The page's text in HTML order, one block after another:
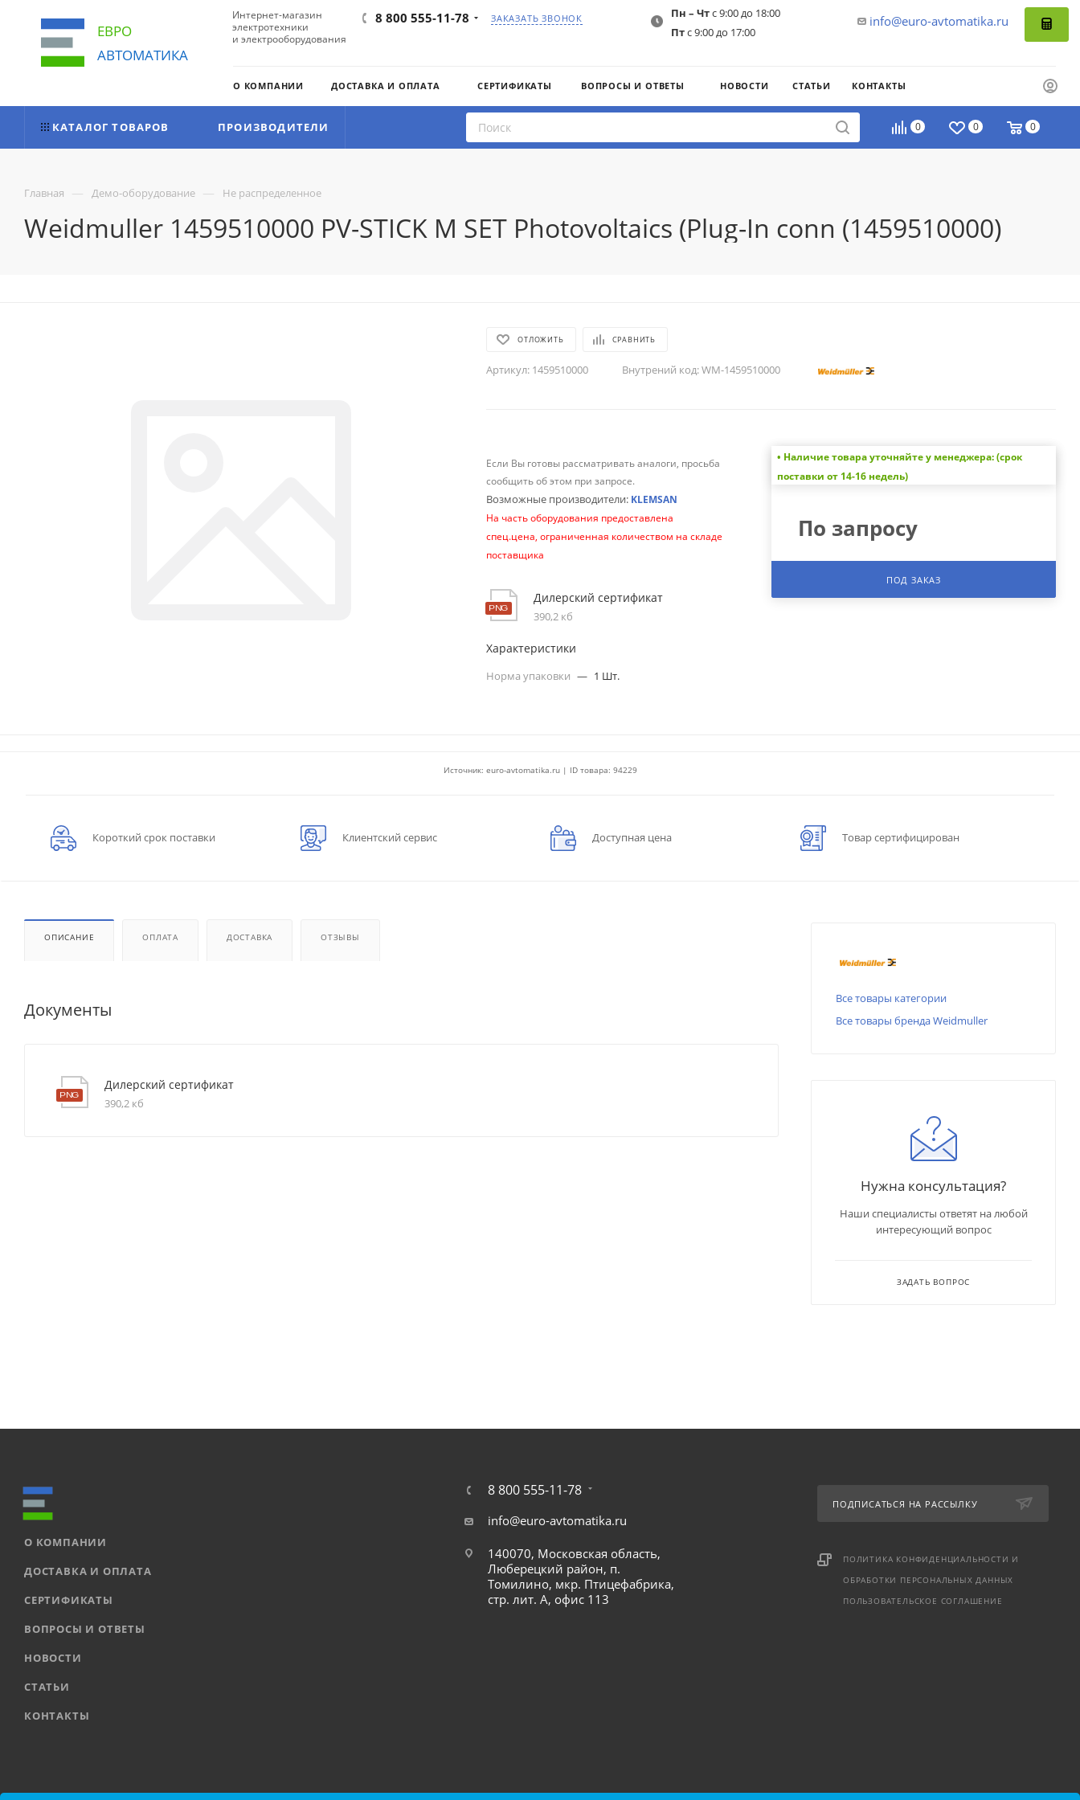
ЕВРО
АВТОМАТИКА
Интернет-магазин
электротехники
и электрооборудования
8 800 555-11-78 ЗАКАЗАТЬ ЗВОНОК info@euro-avtomatika.ru
Пн – Чтс 9:00 до 18:00
Птс 9:00 до 17:00
О КОМПАНИИ ДОСТАВКА И ОПЛАТА СЕРТИФИКАТЫ ВОПРОСЫ И ОТВЕТЫ НОВОСТИ СТАТЬИ КОНТАКТЫ
0 0 0
КАТАЛОГ ТОВАРОВ ПРОИЗВОДИТЕЛИ
Главная — Демо-оборудование — Не распределенное
Weidmuller 1459510000 PV-STICK M SET Photovoltaics (Plug-In conn (1459510000)
ОТЛОЖИТЬ СРАВНИТЬ
Артикул: 1459510000 Внутрений код:WM-1459510000
Если Вы готовы рассматривать аналоги, просьба
сообщить об этом при запросе.
Возможные производители: KLEMSAN
На часть оборудования предоставлена
спец.цена, ограниченная количеством на складе
поставщика
Дилерский сертификат
390,2 кб
Характеристики
Норма упаковки — 1 Шт.
• Наличие товара уточняйте у менеджера: (срок
поставки от 14-16 недель)
По запросу
ПОД ЗАКАЗ
Источник: euro-avtomatika.ru | ID товара: 94229
Короткий срок поставки Клиентский сервис Доступная цена Товар сертифицирован
ОПИСАНИЕ ОПЛАТА ДОСТАВКА ОТЗЫВЫ
Документы
Дилерский сертификат
390,2 кб
Все товары категории
Все товары бренда Weidmuller
Нужна консультация?
Наши специалисты ответят на любой
интересующий вопрос
ЗАДАТЬ ВОПРОС
О КОМПАНИИ
ДОСТАВКА И ОПЛАТА
СЕРТИФИКАТЫ
ВОПРОСЫ И ОТВЕТЫ
НОВОСТИ
СТАТЬИ
КОНТАКТЫ
8 800 555-11-78
info@euro-avtomatika.ru
140070, Московская область,
Люберецкий район, п.
Томилино, мкр. Птицефабрика,
стр. лит. А, офис 113
ПОДПИСАТЬСЯ НА РАССЫЛКУ
ПОЛИТИКА КОНФИДЕНЦИАЛЬНОСТИ И
ОБРАБОТКИ ПЕРСОНАЛЬНЫХ ДАННЫХ
ПОЛЬЗОВАТЕЛЬСКОЕ СОГЛАШЕНИЕ